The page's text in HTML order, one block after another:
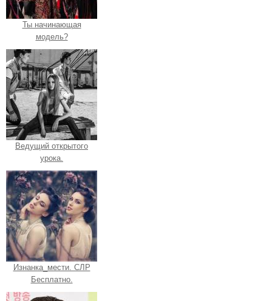
Ты начинающая
модель?
Ведущий открытого
урока.
Изнанка_мести. СЛР
Бесплатно.